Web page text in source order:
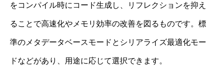
をコンパイル時にコード生成し、リフレクションを抑え
ることで高速化やメモリ効率の改善を図るものです。標
準のメタデータベースモードとシリアライズ最適化モー
ドなどがあり、用途に応じて選択できます。